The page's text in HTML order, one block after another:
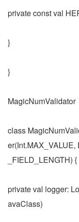
private const val
}
}
MagicNumValidator
class
_FIELD_LENGTH) {
private val logger:
avaClass)